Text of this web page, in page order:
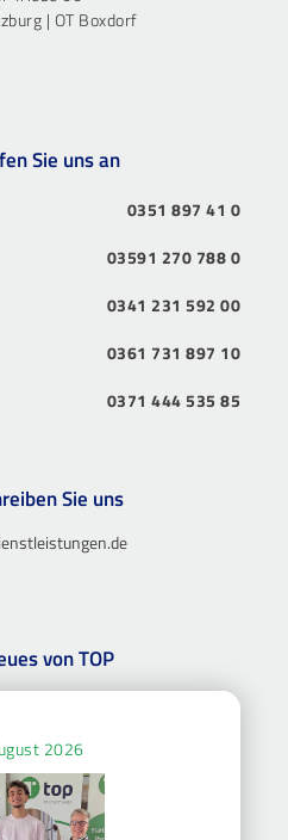
| OT Boxdorf
Sie uns an
0351 897 41 0
03591 270 788 0
0341 231 592 00
0361 731 897 10
0371 444 535 85
Sie uns
von TOP
2026